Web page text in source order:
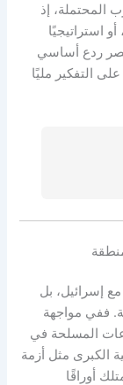
الحرب المحتملة، إذ
استراتيجيًا
ردع أساسي
التفكير مليًا
مع إسرائيل، بل
ففي مواجهة
المسلحة في
الكبرى مثل أزمة
مصر تمتلك أوراقًا